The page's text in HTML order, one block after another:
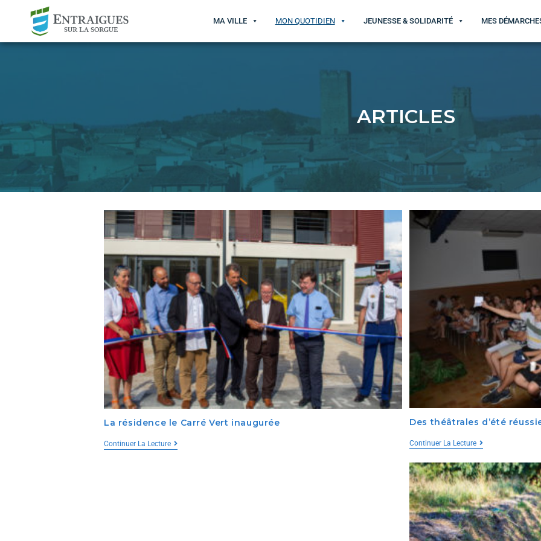
MA VILLE MON QUOTIDIEN JEUNESSE & SOLIDARITÉ MES
ARTICLES
La résidence le Carré Vert inaugurée
Continuer La Lecture
Des théâtrales d’été
Continuer La Lecture